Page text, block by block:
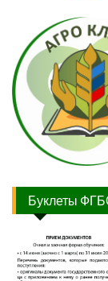
Буклеты